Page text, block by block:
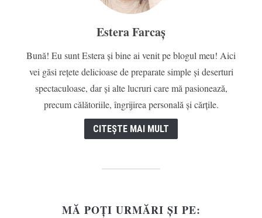
Estera Farcaș
Bună! Eu sunt Estera și bine ai venit pe blogul meu! Aici
vei găsi rețete delicioase de preparate simple și deserturi
spectaculoase, dar și alte lucruri care mă pasionează,
precum călătoriile, îngrijirea personală și cărțile.
CITEȘTE MAI MULT
MĂ POȚI URMĂRI ȘI PE: